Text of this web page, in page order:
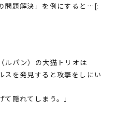
問題解決」を例にすると…[:
パン）の大猫トリオは
を発見すると攻撃をしにい
隠れてしまう。」